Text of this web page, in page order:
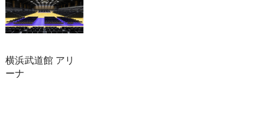
横浜武道館 アリ
ーナ